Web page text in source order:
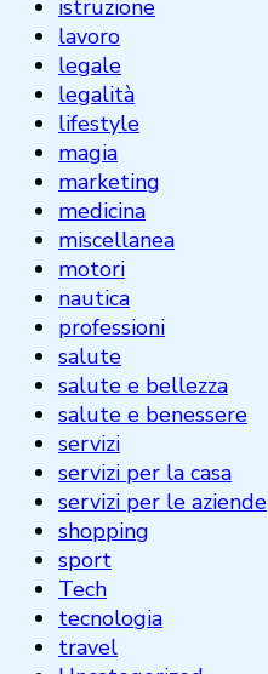
istruzione
lavoro
legale
legalità
lifestyle
magia
marketing
medicina
miscellanea
motori
nautica
professioni
salute
salute e bellezza
salute e benessere
servizi
servizi per la casa
servizi per le aziende
shopping
sport
Tech
tecnologia
travel